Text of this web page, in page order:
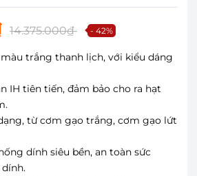
14.375.000₫ - 42%
trắng thanh lịch, với kiểu dáng
IH tiên tiến, đảm bảo cho ra hạt
từ cơm gạo trắng, cơm gạo lứt
dính siêu bền, an toàn sức
dính.